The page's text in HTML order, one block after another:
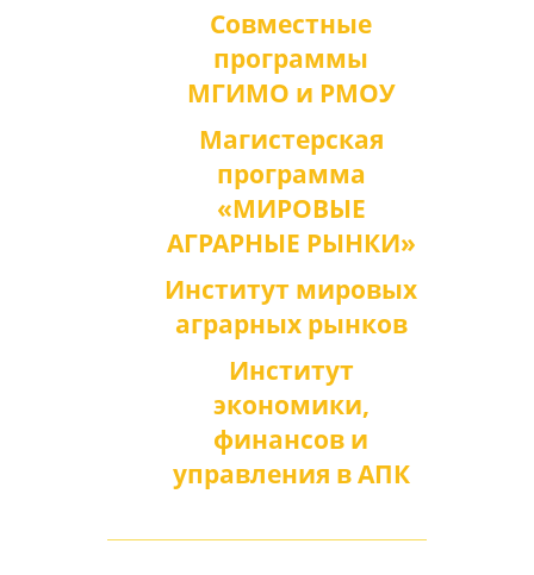
Совместные
программы
МГИМО и РМОУ
Магистерская
программа
«МИРОВЫЕ
АГРАРНЫЕ РЫНКИ»
Институт мировых
аграрных рынков
Институт
экономики,
финансов и
управления в АПК